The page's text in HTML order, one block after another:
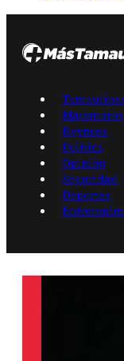
Matamoros
Reynosa
Política
Opinión
Seguridad
Deportes